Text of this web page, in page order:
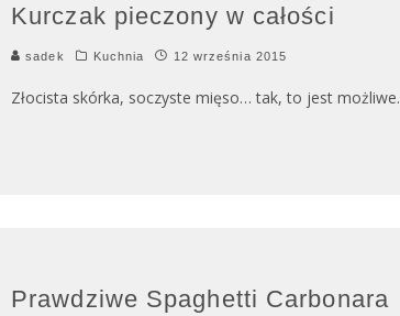
Kurczak pieczony w całości
sadek Kuchnia 12 września 2015
Złocista skórka, soczyste mięso… tak, to jest możliwe.
Prawdziwe Spaghetti Carbonara